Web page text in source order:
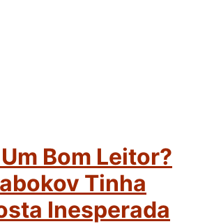
Bom Leitor?
Tinha
Inesperada